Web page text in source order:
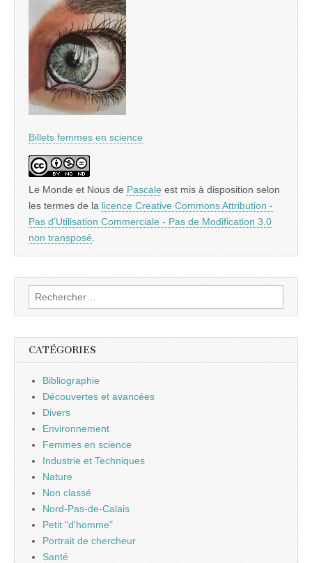
Billets femmes en science
Le Monde et Nous de Pascale est mis à disposition selon
les termes de la licence Creative Commons Attribution -
Pas d’Utilisation Commerciale - Pas de Modification 3.0
non transposé
Rechercher :
CATÉGORIES
Bibliographie
Découvertes et avancées
Divers
Environnement
Femmes en science
Industrie et Techniques
Nature
Non classé
Nord-Pas-de-Calais
Petit "d'homme"
Portrait de chercheur
Santé